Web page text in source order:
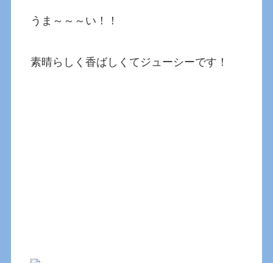
うま～～～い！！
素晴らしく香ばしくてジューシーです！